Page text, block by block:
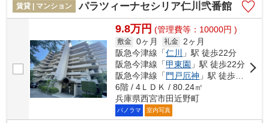
賃貸 | マンション パラツィーナセシリア仁川弐番館
9.8万円 (管理費等：10000円 )
敷金 0ヶ月 礼金 2ヶ月
阪急今津線「仁川
」駅 徒歩22分
阪急今津線「甲東園 」駅 徒歩22分
阪急今津線「 門戸厄神 」駅 徒歩35分
6階 / 4ＬＤＫ / 80.24㎡
兵庫県西宮市田近野町
パノラマ 室内写真